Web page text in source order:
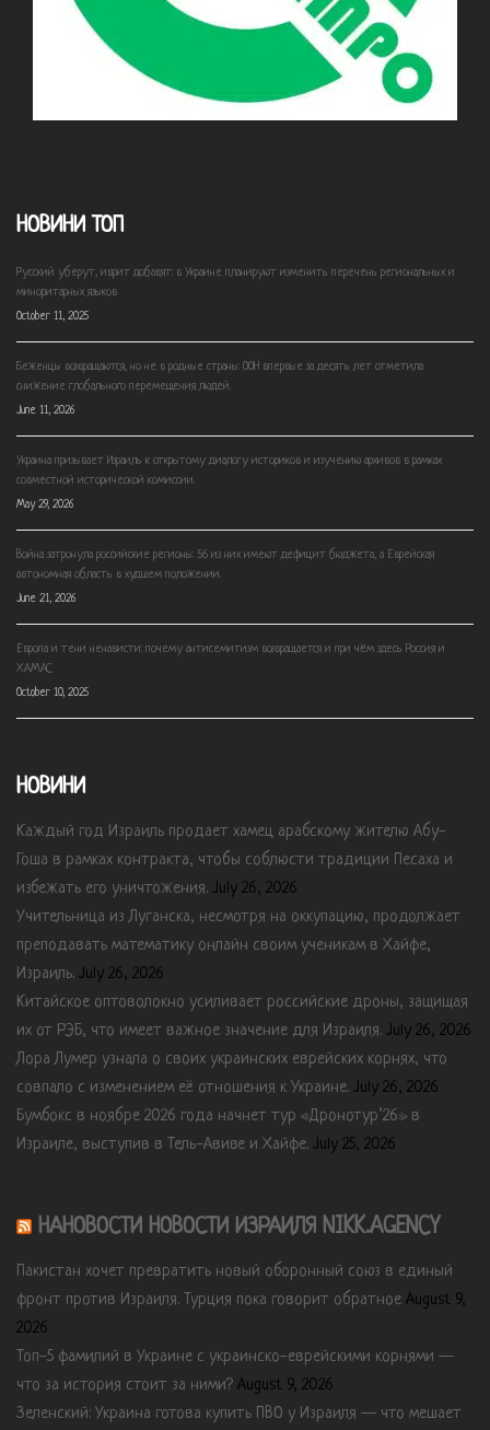
НОВИНИ ТОП
Русский уберут, иврит добавят: в Украине планируют изменить перечень региональных и
миноритарных языков
October 11, 2025
Беженцы возвращаются, но не в родные страны: ООН впервые за десять лет отметила
снижение глобального перемещения людей.
June 11, 2026
Украина призывает Израиль к открытому диалогу историков и изучению архивов в рамках
совместной исторической комиссии.
May 29, 2026
Война затронула российские регионы: 56 из них имеют дефицит бюджета, а Еврейская
автономная область в худшем положении.
June 21, 2026
Европа и тени ненависти: почему антисемитизм возвращается и при чём здесь Россия и
ХАМАС
October 10, 2025
НОВИНИ
Каждый год Израиль продает хамец арабскому жителю Абу-
Гоша в рамках контракта, чтобы соблюсти традиции Песаха и
избежать его уничтожения. July 26, 2026
Учительница из Луганска, несмотря на оккупацию, продолжает
преподавать математику онлайн своим ученикам в Хайфе,
Израиль. July 26, 2026
Китайское оптоволокно усиливает российские дроны, защищая
их от РЭБ, что имеет важное значение для Израиля. July 26, 2026
Лора Лумер узнала о своих украинских еврейских корнях, что
совпало с изменением её отношения к Украине. July 26, 2026
Бумбокс в ноябре 2026 года начнет тур «Дронотур’26» в
Израиле, выступив в Тель-Авиве и Хайфе. July 25, 2026
НАНОВОСТИ НОВОСТИ ИЗРАИЛЯ NIKK.AGENCY
Пакистан хочет превратить новый оборонный союз в единый
фронт против Израиля. Турция пока говорит обратное August 9,
2026
Топ-5 фамилий в Украине с украинско-еврейскими корнями —
что за история стоит за ними? August 9, 2026
Зеленский: Украина готова купить ПВО у Израиля — что мешает